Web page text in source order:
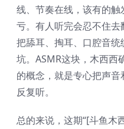
线、节奏在线，该有的
亏。有人听完会忍不住去
把舔耳、掏耳、口腔音
坑。ASMR这块，木西西
的概念，就是专心把声
反复听。
总的来说，这期“[斗鱼木